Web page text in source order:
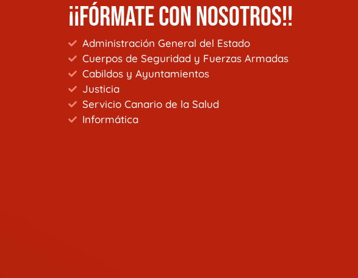
¡¡FÓRMATE CON NOSOTROS!!
Administración General del Estado
Cuerpos de Seguridad y Fuerzas Armadas
Cabildos y Ayuntamientos
Justicia
Servicio Canario de la Salud
Informática